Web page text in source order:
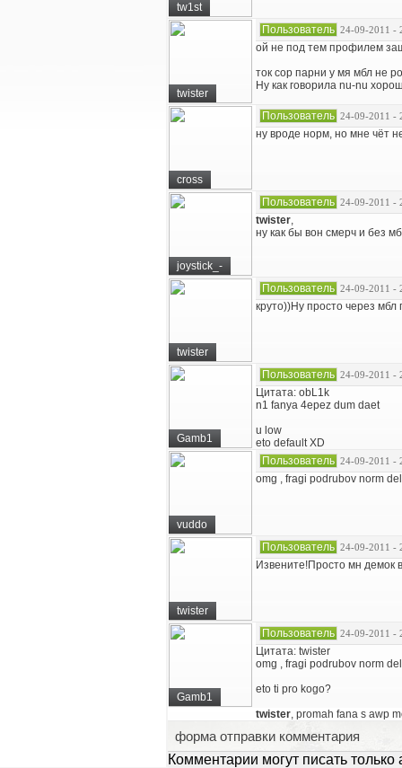
tw1st
twister
Пользователь 24-09-2011 -
ой не под тем профилем
ток сор парни у мя мбл не
Ну как говорила nu-nu
cross
Пользователь 24-09-2011 -
ну вроде норм, но мне чёт
joystick_-
Пользователь 24-09-2011 -
twister,
ну как бы вон смерч и без
twister
Пользователь 24-09-2011 -
круто))Ну просто через мбл
Gamb1
Пользователь 24-09-2011 -
Цитата: obL1k
n1 fanya 4epez dum daet
u low
eto default XD
vuddo
Пользователь 24-09-2011 -
omg , fragi podrubov norm
twister
Пользователь 24-09-2011 -
Извените!Просто мн демок
Gamb1
Пользователь 24-09-2011 -
Цитата: twister
omg , fragi podrubov norm
eto ti pro kogo?
twister, promah fana s awp
форма отправки комментария
Комментарии могут писать